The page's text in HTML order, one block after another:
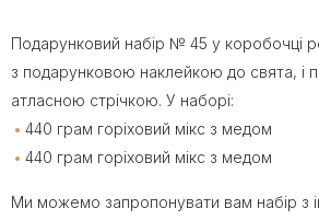
Подарунковий набір № 45 у коробочці
з подарунковою наклейкою до свята, і
атласною стрічкою. У наборі:
440 грам горіховий мікс з медом
440 грам горіховий мікс з медом
Ми можемо запропонувати вам набір з